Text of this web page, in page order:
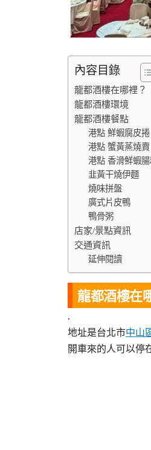
內容目錄
龍都酒樓在哪裡？
龍都酒樓環境
龍都酒樓餐點
港點 鮮蝦腐皮捲
港點 蟹黃蒸燒賣
港點 香滑鮮蝦
韭黃干燒伊麵
燒味拼盤
廣式片皮鴨
鴨骨粥
店家/景點資訊
交通資訊
延伸閱讀
龍都酒樓在
.
地址是台北市中山
開車來的人可以停